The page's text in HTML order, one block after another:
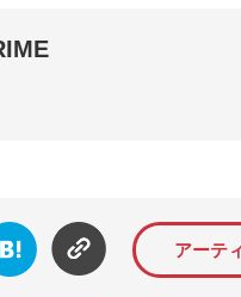
載された記事から、インター
な
ク
ーク
アーテ